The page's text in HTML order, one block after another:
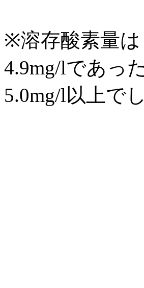
※溶存酸素量は
4.9mg/lであっ
5.0mg/l以上でし